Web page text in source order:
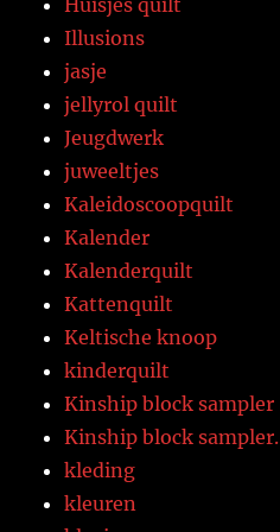
Huisjes quilt
Illusions
jasje
jellyrol quilt
Jeugdwerk
juweeltjes
Kaleidoscoopquilt
Kalender
Kalenderquilt
Kattenquilt
Keltische knoop
kinderquilt
Kinship block sampler
Kinship block sampler.
kleding
kleuren